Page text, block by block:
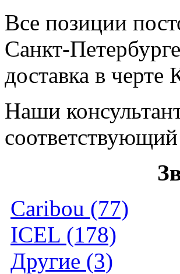
Все позиции
Санкт-
доставка в
Наши
Caribou (77)
ICEL (178)
Другие (3)